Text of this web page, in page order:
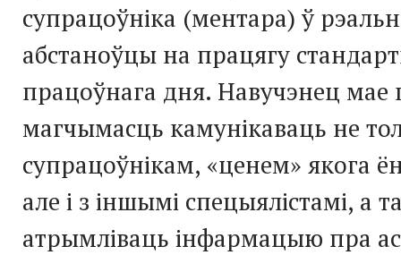
супрацоўніка (ментара) ў
абстаноўцы на працягу
працоўнага дня. Навучэнец
магчымасць камунікаваць не
супрацоўнікам, «ценем» якога
але і з іншымі спецыялістамі, а
атрымліваць інфармацыю пра